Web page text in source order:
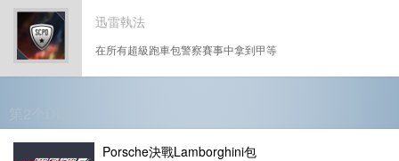
迅雷執法
在所有超級跑車包警察賽事中拿到甲等
Porsche決戰Lamborghini包